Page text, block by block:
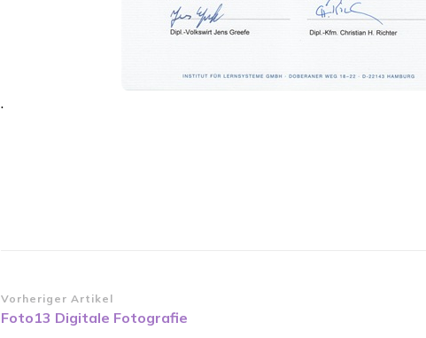
.
Beitragsnavigation
Vorheriger Artikel
Foto13 Digitale Fotografie